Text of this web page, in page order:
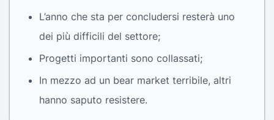
L’anno che sta per concludersi resterà uno
dei più difficili del settore;
Progetti importanti sono collassati;
In mezzo ad un bear market terribile, altri
hanno saputo resistere.